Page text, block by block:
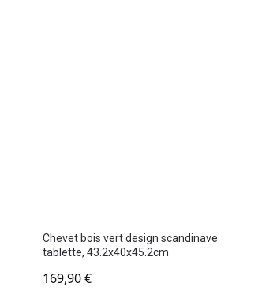
Chevet bois vert design scandinave
tablette, 43.2x40x45.2cm
169,90€